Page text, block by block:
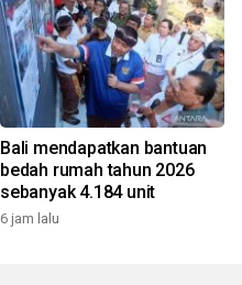
Bali mendapatkan bantuan
bedah rumah tahun 2026
sebanyak 4.184 unit
6 jam lalu